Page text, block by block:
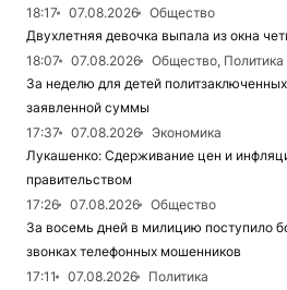
18:17
07.08.2026
Общество
Двухлетняя девочка выпала из окна
18:07
07.08.2026
Общество, Политика
За неделю для детей
заявленной суммы
17:37
07.08.2026
Экономика
Лукашенко: Сдерживание цен и
правительством
17:26
07.08.2026
Общество
За восемь дней в милицию поступило
звонках телефонных мошенников
17:11
07.08.2026
Политика